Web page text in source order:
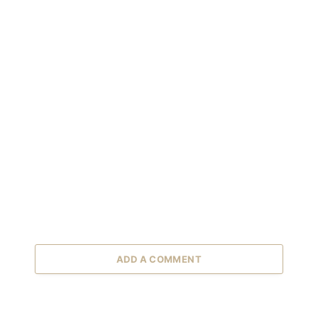
ADD A COMMENT